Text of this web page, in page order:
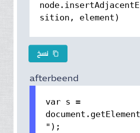
sition, element)
نسخ content_copy
afterbeend
var s =
");